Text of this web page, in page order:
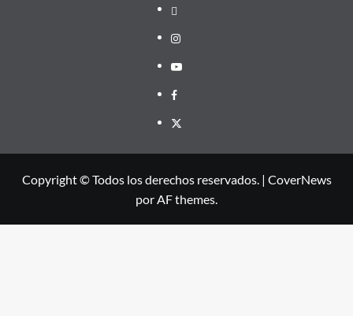
threads
Instagram
Youtube
Facebook
X
Copyright © Todos los derechos reservados. | CoverNews
por AF themes.